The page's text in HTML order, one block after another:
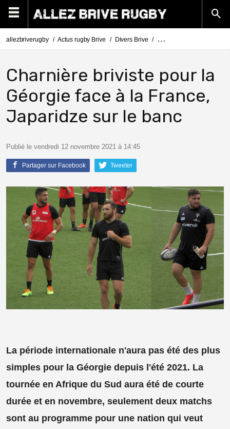
allezbriverugby Actus rugby Brive Divers Brive Vasil Lobzhanidze et
Charnière briviste pour la
Géorgie face à la France,
Japaridze sur le banc
Publié le vendredi 12 novembre 2021 à 14:45
Partager sur Facebook Tweeter
La période internationale n'aura pas été des plus
simples pour la Géorgie depuis l'été 2021. La
tournée en Afrique du Sud aura été de courte
durée et en novembre, seulement deux matchs
sont au programme pour une nation qui veut